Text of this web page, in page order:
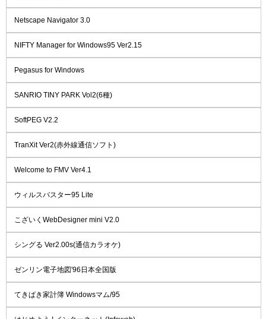
Netscape Navigator 3.0
NIFTY Manager for Windows95 Ver2.15
Pegasus for Windows
SANRIO TINY PARK Vol2(6種)
SoftPEG V2.2
TranXit Ver2(赤外線通信ソフト)
Welcome to FMV Ver4.1
ウィルスバスター95 Lite
こざいくWebDesigner mini V2.0
シングる Ver2.00s(通信カラオケ)
ゼンリン電子地図'96日本全国版
てきぱき家計簿 Windowsマム/95